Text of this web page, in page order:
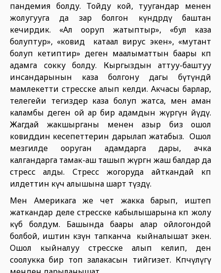
пандемия болду. Тойду кой, туугандар менен
жолугууга да зар болгон күндөрдү баштан
кечирдик. «Ал ооруп жатыптыр», «бул каза
болуптур», «ковид катаал вирус экен», «мутант
болуп кетиптир» деген маалыматтын баары көп
адамга сокку болду. Кыргыздын аттуу-баштуу
инсандарынын каза болгону дагы бүтүндөй
мамлекетти стресске алып келди. Акчасы барлар,
телегейи тегиздер каза болуп жатса, мен аман
каламбы деген ой ар бир адамдын жүрөгүн өйүдү.
Жагдай жакшырганы менен азыр биз ошол
ковиддин кесепеттерин дарылап жатабыз. Ошол
мезгилде ооруган адамдарга дары, ачка
калгандарга тамак-аш ташып жүргөн жаш балдар да
стресс алды. Стресс жогоруда айткандай көп
илдеттин күч алышына шарт түздү.
Мен Америкага же чет жакка барып, иштеп
жаткандар деле стресске кабылышарына көп жолу
күбө болдум. Башында баары алар ойлогондой
болбой, иштин көзүн тапканча кыйналышат экен.
Ошол кыйналуу стресске алып келип, ден
соолукка бир топ залакасын тийгизет. Көпчүлүгү